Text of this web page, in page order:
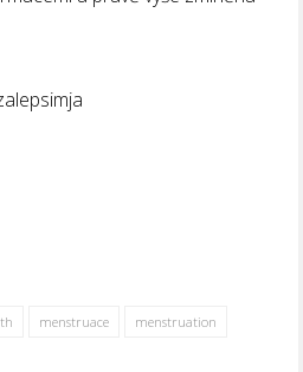
menstruace menstruation